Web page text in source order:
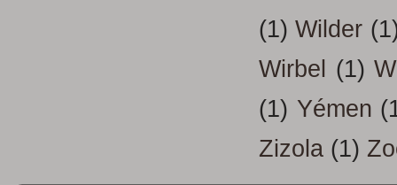
(1) Wilder
Wirbel
(1)
(1) Yémen
Zizola (1)